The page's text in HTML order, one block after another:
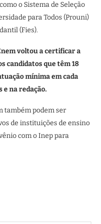
o Sistema de Seleção
para Todos (Prouni)
(Fies).
voltou a certificar a
candidatos que têm 18
mínima em cada
e na redação.
também podem ser
de instituições de ensino
com o Inep para